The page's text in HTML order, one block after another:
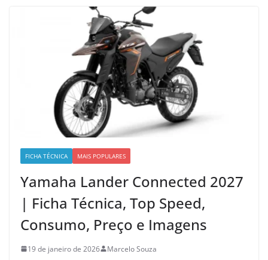
FICHA TÉCNICA MAIS POPULARES
Yamaha Lander Connected 2027
| Ficha Técnica, Top Speed,
Consumo, Preço e Imagens
19 de janeiro de 2026 Marcelo Souza